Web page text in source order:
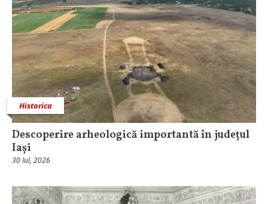
Historica
Descoperire arheologică importantă în județul
Iași
30 Iul, 2026